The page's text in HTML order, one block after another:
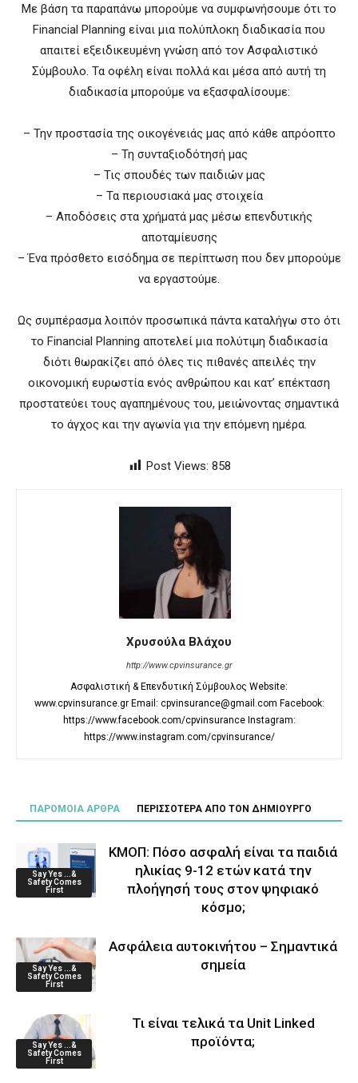
Με βάση τα παραπάνω μπορούμε να συμφωνήσουμε ότι το
Financial Planning είναι μια πολύπλοκη διαδικασία που
απαιτεί εξειδικευμένη γνώση από τον Ασφαλιστικό
Σύμβουλο. Τα οφέλη είναι πολλά και μέσα από αυτή τη
διαδικασία μπορούμε να εξασφαλίσουμε:
– Την προστασία της οικογένειάς μας από κάθε απρόοπτο
– Τη συνταξιοδότησή μας
– Τις σπουδές των παιδιών μας
– Τα περιουσιακά μας στοιχεία
– Αποδόσεις στα χρήματά μας μέσω επενδυτικής
αποταμίευσης
– Ένα πρόσθετο εισόδημα σε περίπτωση που δεν μπορούμε
να εργαστούμε.
Ως συμπέρασμα λοιπόν προσωπικά πάντα καταλήγω στο ότι
το Financial Planning αποτελεί μια πολύτιμη διαδικασία
διότι θωρακίζει από όλες τις πιθανές απειλές την
οικονομική ευρωστία ενός ανθρώπου και κατ’ επέκταση
προστατεύει τους αγαπημένους του, μειώνοντας σημαντικά
το άγχος και την αγωνία για την επόμενη ημέρα.
Post Views: 858
Χρυσούλα Βλάχου
http://www.cpvinsurance.gr
Ασφαλιστική & Επενδυτική Σύμβουλος Website:
www.cpvinsurance.gr Email: cpvinsurance@gmail.com Facebook:
https://www.facebook.com/cpvinsurance Instagram:
https://www.instagram.com/cpvinsurance/
ΠΑΡΟΜΟΙΑ ΑΡΘΡΑ ΠΕΡΙΣΣΟΤΕΡΑ ΑΠΟ ΤΟΝ ΔΗΜΙΟΥΡΓΟ
Say Yes ...&
Safety Comes
First
ΚΜΟΠ: Πόσο ασφαλή είναι τα παιδιά
ηλικίας 9-12 ετών κατά την
πλοήγησή τους στον ψηφιακό
κόσμο;
Say Yes ...&
Safety Comes
First
Ασφάλεια αυτοκινήτου – Σημαντικά
σημεία
Say Yes ...&
Safety Comes
First
Τι είναι τελικά τα Unit Linked
προϊόντα;